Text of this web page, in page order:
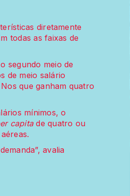
diretamente
todas as faixas de
segundo meio de
de meio salário
que ganham quatro
mínimos, o
capitade quatro ou
avalia